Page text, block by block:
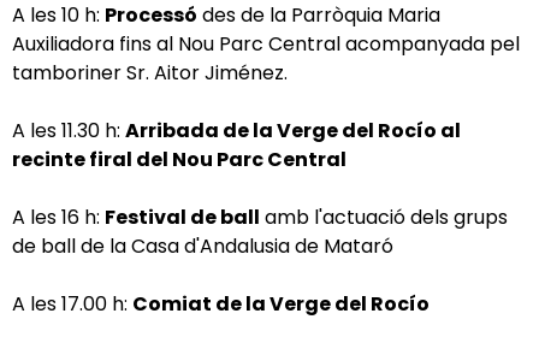
A les 10 h: Processó des de la Parròquia Maria
Auxiliadora fins al Nou Parc Central acompanyada pel
tamboriner Sr. Aitor Jiménez.
A les 11.30 h: Arribada de la Verge del Rocío al
recinte firal del Nou Parc Central
A les 16 h: Festival de ball amb l'actuació dels grups
de ball de la Casa d'Andalusia de Mataró
A les 17.00 h: Comiat de la Verge del Rocío